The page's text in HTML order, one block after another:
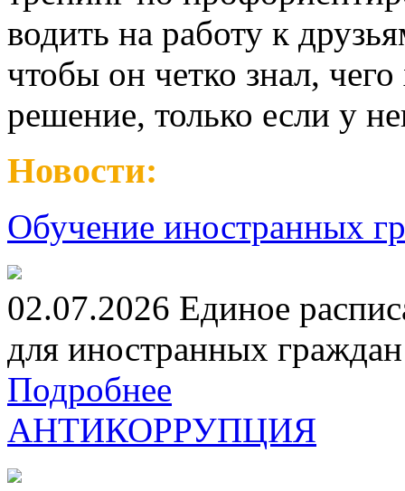
водить на работу к
чтобы он четко знал,
решение, только если у
Новости:
Обучение иностранных
02.07.2026 Единое
для иностранных
Подробнее
АНТИКОРРУПЦИЯ